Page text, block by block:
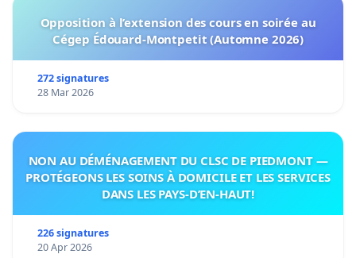
Opposition à l’extension des cours en soirée au
Cégep Édouard-Montpetit (Automne 2026)
272 signatures
28 Mar 2026
NON AU DÉMÉNAGEMENT DU CLSC DE PIEDMONT —
PROTÉGEONS LES SOINS À DOMICILE ET LES SERVICES
DANS LES PAYS-D’EN-HAUT!
226 signatures
20 Apr 2026